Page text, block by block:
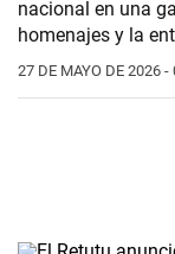
nacional en una
homenajes y la
27 DE MAYO DE 2026 -